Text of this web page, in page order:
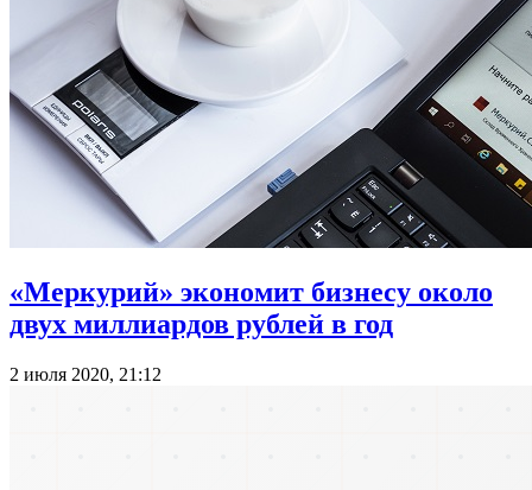
«Меркурий» экономит бизнесу около
двух миллиардов рублей в год
2 июля 2020, 21:12